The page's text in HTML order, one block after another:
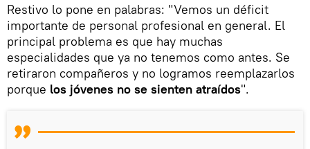
Restivo lo pone en palabras: "Vemos un déficit
importante de personal profesional en general. El
principal problema es que hay muchas
especialidades que ya no tenemos como antes. Se
retiraron compañeros y no logramos reemplazarlos
porque los jóvenes no se sienten atraídos".